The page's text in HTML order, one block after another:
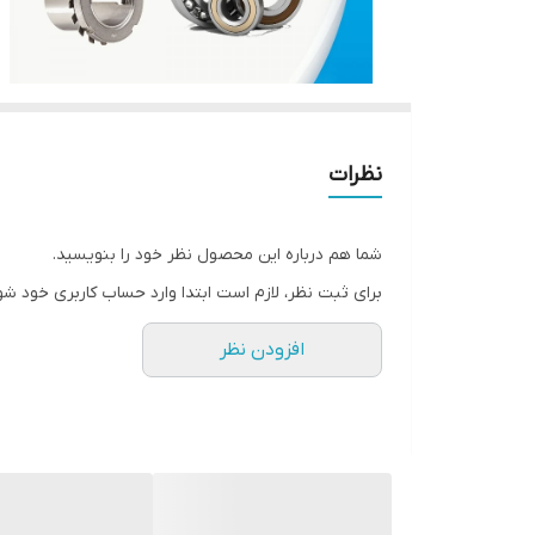
نظرات
شما هم درباره این محصول نظر خود را بنویسید.
برای ثبت نظر، لازم است ابتدا وارد حساب کاربری خود
افزودن نظر